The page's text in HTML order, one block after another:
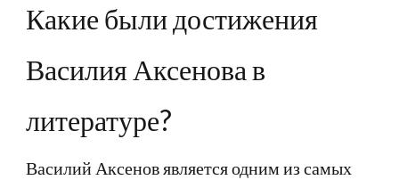
Какие были достижения
Василия Аксенова в
литературе?
Василий Аксенов является одним из самых